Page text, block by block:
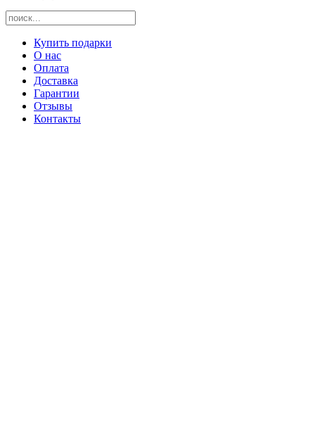
Купить подарки
О нас
Оплата
Доставка
Гарантии
Отзывы
Контакты